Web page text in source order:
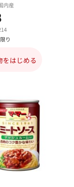
内産
り
をはじめる